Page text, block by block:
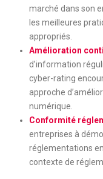
marché dans son
les meilleures
appropriés.
Amélioration
d’information
cyber-rating
approche
numérique.
Conformité
entreprises à
réglementations
contexte de